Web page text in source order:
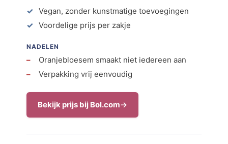
Vegan, zonder kunstmatige toevoegingen
Voordelige prijs per zakje
NADELEN
Oranjebloesem smaakt niet iedereen aan
Verpakking vrij eenvoudig
Bekijk prijs bij Bol.com